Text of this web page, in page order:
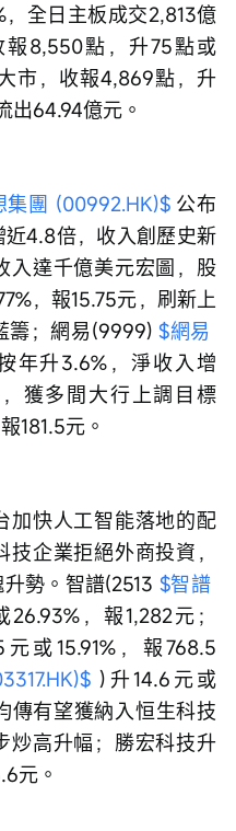
全日主板成交2,813億
8,550點，升75點或
市，收報4,869點，升
出64.94億元。
集團 (00992.HK)$ 公布
4.8倍，收入創歷史新
入達千億美元宏圖，股
，報15.75元，刷新上
籌；網易(9999) $網易
年升3.6%，淨收入增
獲多間大行上調目標
181.5元。
快人工智能落地的配
企業拒絕外商投資，
勢。智譜(2513 $智譜
，報1,282元；
元或15.91%，報768.5
)升14.6元或
傳有望獲納入恒生科技
炒高升幅；勝宏科技升
元。